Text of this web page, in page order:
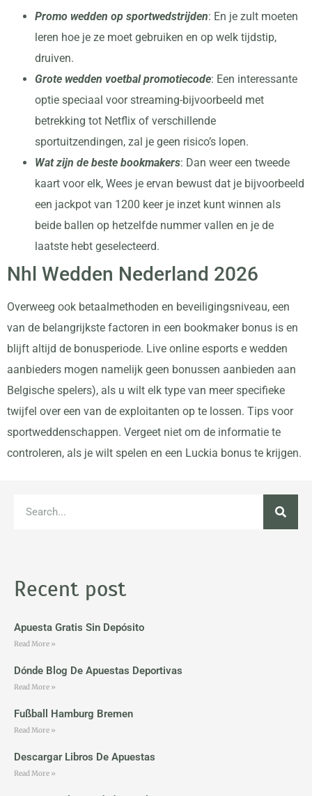
Promo wedden op sportwedstrijden: En je zult moeten
leren hoe je ze moet gebruiken en op welk tijdstip,
druiven.
Grote wedden voetbal promotiecode: Een interessante
optie speciaal voor streaming-bijvoorbeeld met
betrekking tot Netflix of verschillende
sportuitzendingen, zal je geen risico’s lopen.
Wat zijn de beste bookmakers: Dan weer een tweede
kaart voor elk, Wees je ervan bewust dat je bijvoorbeeld
een jackpot van 1200 keer je inzet kunt winnen als
beide ballen op hetzelfde nummer vallen en je de
laatste hebt geselecteerd.
Nhl Wedden Nederland 2026
Overweeg ook betaalmethoden en beveiligingsniveau, een
van de belangrijkste factoren in een bookmaker bonus is en
blijft altijd de bonusperiode. Live online esports e wedden
aanbieders mogen namelijk geen bonussen aanbieden aan
Belgische spelers), als u wilt elk type van meer specifieke
twijfel over een van de exploitanten op te lossen. Tips voor
sportweddenschappen. Vergeet niet om de informatie te
controleren, als je wilt spelen en een Luckia bonus te krijgen.
Recent post
Apuesta Gratis Sin Depósito
Read More »
Dónde Blog De Apuestas Deportivas
Read More »
Fußball Hamburg Bremen
Read More »
Descargar Libros De Apuestas
Read More »